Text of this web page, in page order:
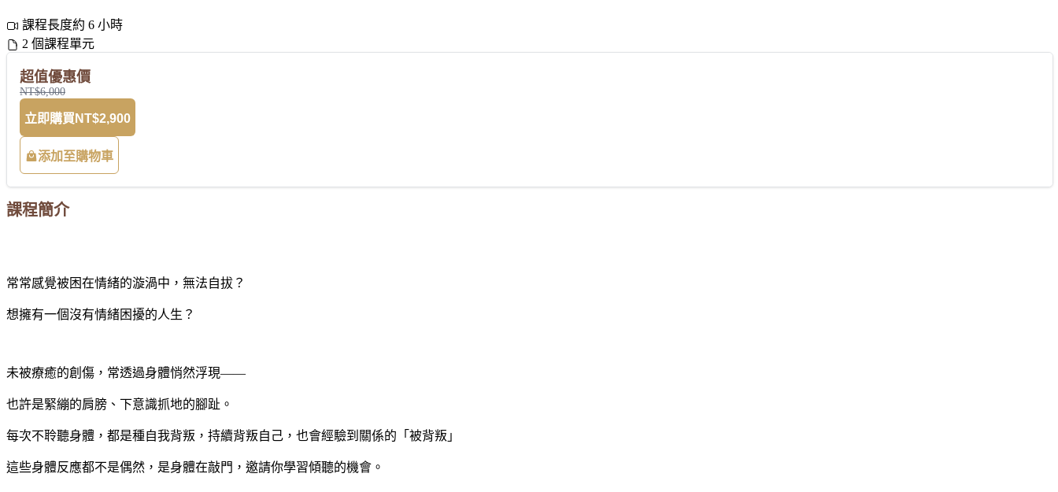
課程長度約 6 小時
2 個課程單元
超值優惠價
NT$6,000
立即購買 NT$2,900
添加至購物車
課程簡介
常常感覺被困在情緒的漩渦中，無法自拔？
想擁有一個沒有情緒困擾的人生？
未被療癒的創傷，常透過身體悄然浮現——
也許是緊繃的肩膀、下意識抓地的腳趾。
每次不聆聽身體，都是種自我背叛，持續背叛自己，也會經驗到關係的「被背叛」
這些身體反應都不是偶然，是身體在敲門，邀請你學習傾聽的機會。